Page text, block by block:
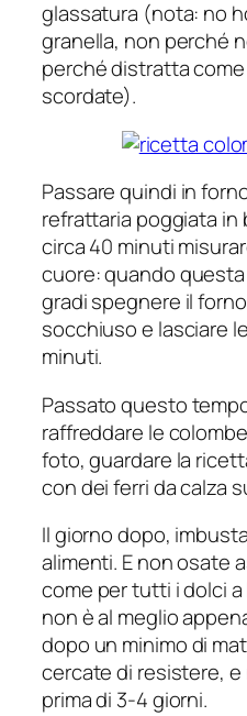
glassatura (nota: no
granella, non perché
perché distratta
scordate).
Passare quindi in
refrattaria poggiata in
circa 40 minuti
cuore: quando questa
gradi spegnere il
socchiuso e lasciare
minuti.
Passato questo
raffreddare le
foto, guardare la
con dei ferri da calza
Il giorno dopo,
alimenti. E non osate
come per tutti i dolci
non è al meglio
dopo un minimo di
cercate di resistere,
prima di 3-4 giorni.